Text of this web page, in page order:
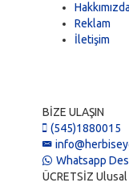
Hakkımızda
Reklam
İletişim
BİZE ULAŞIN
(545)1880015
Whatsapp
ÜCRETSİZ